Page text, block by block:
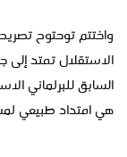
واختتم توحتوح
الاستقلال تمتد
السابق للبرلماني
هي امتداد طبيعي